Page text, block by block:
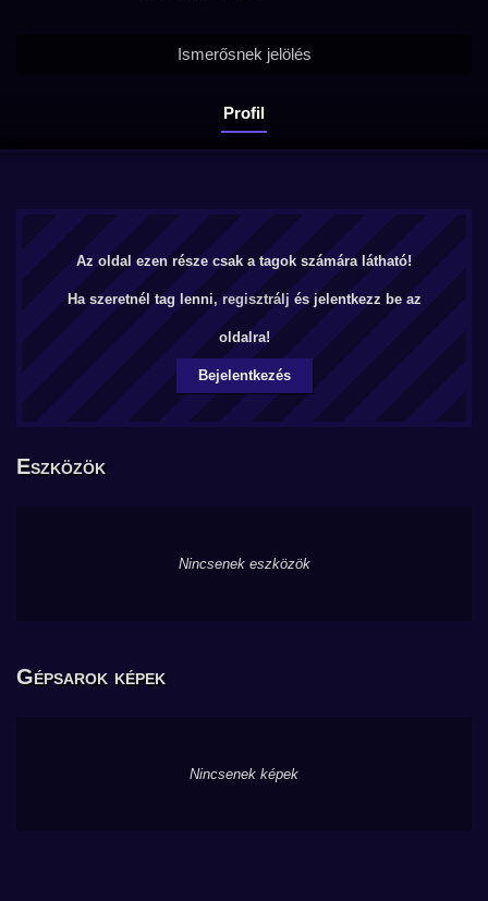
Profil
Ismerősnek jelölés
Az oldal ezen része csak a tagok számára látható!
Ha szeretnél tag lenni, regisztrálj és jelentkezz be az
oldalra!
Bejelentkezés
Eszközök
Nincsenek eszközök
Gépsarok képek
Nincsenek képek